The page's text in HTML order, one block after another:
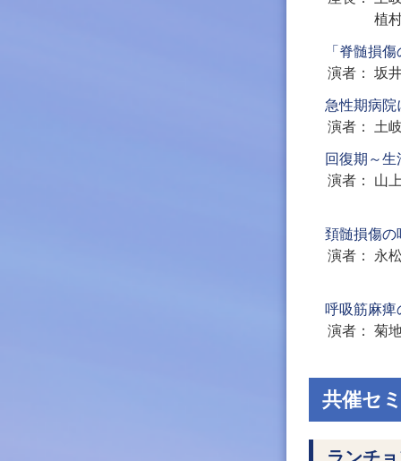
植
「脊髄損
演者
坂
急性期病院
演者
土
回復期～
演者
山
頚髄損傷の
演者
永
呼吸筋麻
演者
菊
共催セ